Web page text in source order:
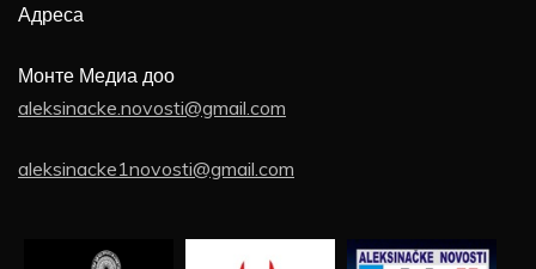
Адреса
Монте Медиа доо
aleksinacke.novosti@gmail.com
aleksinacke1novosti@gmail.com